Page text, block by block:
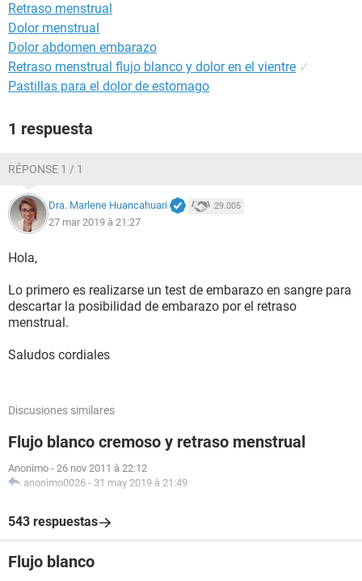
Retraso menstrual
Dolor menstrual
Dolor abdomen embarazo
Retraso menstrual flujo blanco y dolor en el vientre ✓
Pastillas para el dolor de estomago
1 respuesta
RÉPONSE 1 / 1
Dra. Marlene Huancahuari 29.005
27 mar 2019 à 21:27
Hola,
Lo primero es realizarse un test de embarazo en sangre para
descartar la posibilidad de embarazo por el retraso
menstrual.
Saludos cordiales
Discusiones similares
Flujo blanco cremoso y retraso menstrual
Anonimo - 26 nov 2011 à 22:12
anonimo0026 - 31 may 2019 à 21:49
543 respuestas
Flujo blanco